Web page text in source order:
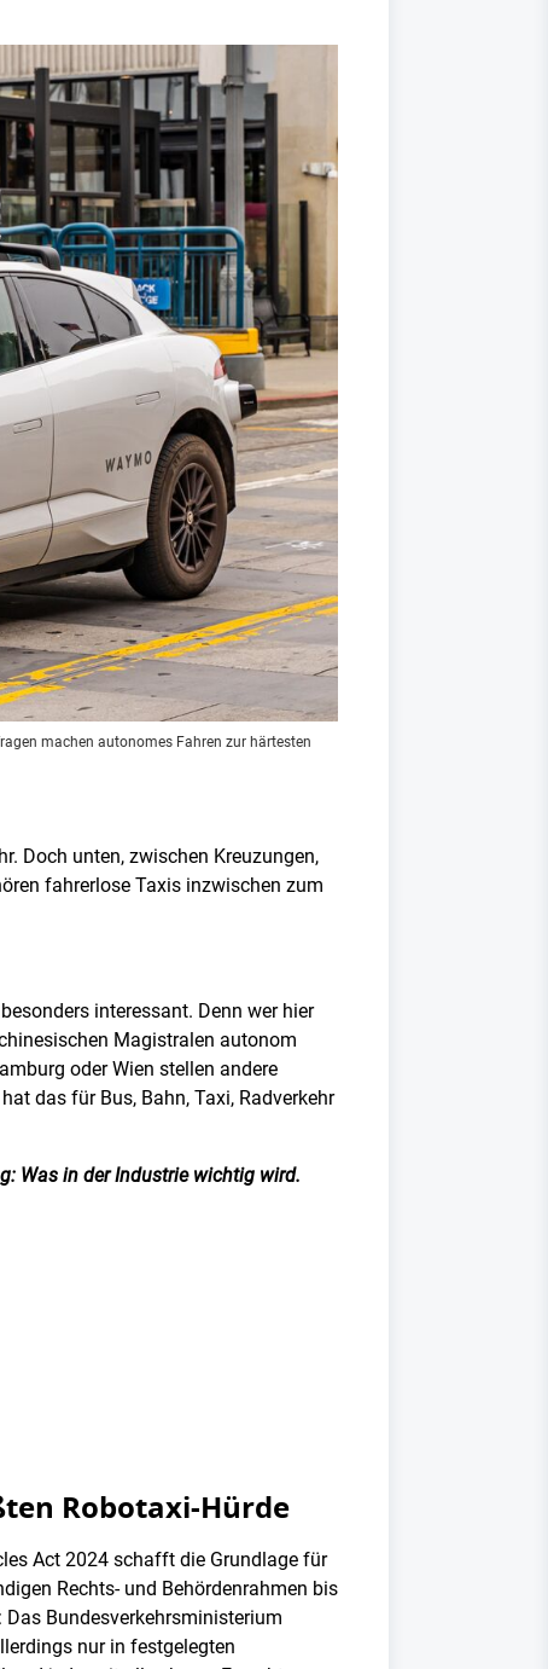
machen autonomes Fahren zur härtesten
Doch unten, zwischen Kreuzungen,
fahrerlose Taxis inzwischen zum
interessant. Denn wer hier
Magistralen autonom
oder Wien stellen andere
das für Bus, Bahn, Taxi, Radverkehr
Was in der Industrie wichtig wird.
Robotaxi-Hürde
Act 2024 schafft die Grundlage für
Rechts- und Behördenrahmen bis
Bundesverkehrsministerium
nur in festgelegten